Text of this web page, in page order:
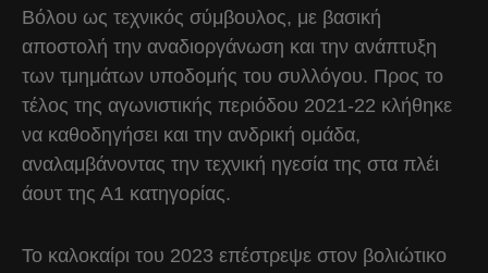
Βόλου ως τεχνικός σύμβουλος, με βασική
αποστολή την αναδιοργάνωση και την ανάπτυξη
των τμημάτων υποδομής του συλλόγου. Προς το
τέλος της αγωνιστικής περιόδου 2021-22 κλήθηκε
να καθοδηγήσει και την ανδρική ομάδα,
αναλαμβάνοντας την τεχνική ηγεσία της στα πλέι
άουτ της Α1 κατηγορίας.
Το καλοκαίρι του 2023 επέστρεψε στον βολιώτικο